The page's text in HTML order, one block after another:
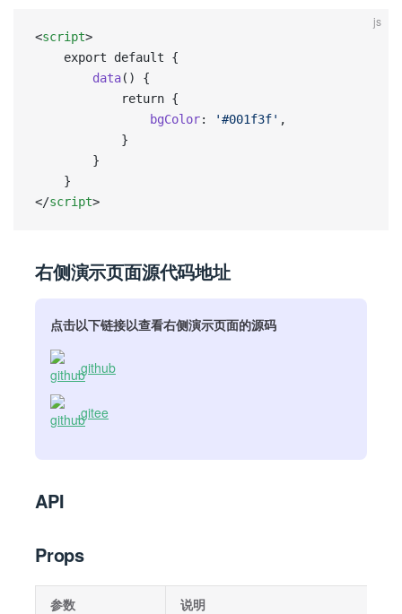
js
<script>
	export default {
		data
() {
			return {
				bgColor
: '#001f3f' ,
			}
		}
	}
</script>
右侧演示页面源代码地址
点击以下链接以查看右侧演示页面的源码
github
gitee
API
Props
参数 说明